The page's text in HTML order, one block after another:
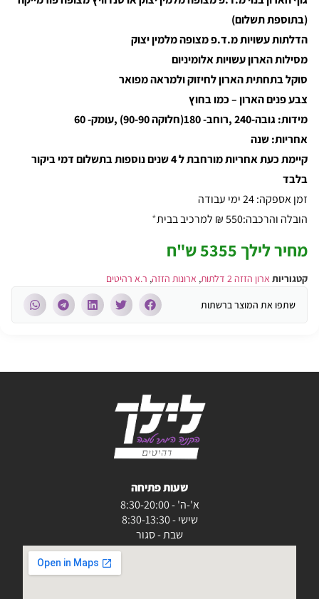
(בתוספת תשלום)
הדלתות עשויות מ.ד.פ מצופה מלמין יצוק
מסילות הארון עשויות אלומיניום
סוקל בתחתית הארון לחיזוק ולמראה מפואר
צבע פנים הארון – כמו בחוץ
מידות: גובה-240 ,רוחב- 180(חלוקה 90-90) ,עומק- 60
אחריות: שנה
קיימת כעת אחריות מורחבת ל 4 שנים נוספות בתשלום דמי ביקור
בלבד
זמן אספקה: 24 ימי עבודה
הובלה והרכבה:550 ₪ למרכיב בבית
*
מחיר לילך 5355 ש"ח
קטגוריות ארון הזזה 2 דלתות , ארונות הזזה, ר.א רהיטים
שתפו את המוצר ברשתות
שעות פתיחה
א'-ה' - 8:30-20:00
שישי - 8:30-13:30
שבת - סגור